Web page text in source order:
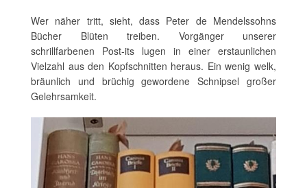
Wer näher tritt, sieht, dass Peter de Mendelssohns
Bücher Blüten treiben. Vorgänger unserer
schrillfarbenen Post-its lugen in einer erstaunlichen
Vielzahl aus den Kopfschnitten heraus. Ein wenig welk,
bräunlich und brüchig gewordene Schnipsel großer
Gelehrsamkeit.